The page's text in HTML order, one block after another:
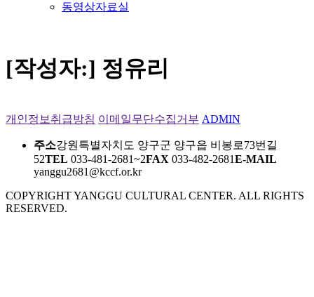
동영상자료실
[작성자:] 정유리
개인정보취급방침 이메일무단수집거부 ADMIN
주소강원특별자치도 양구군 양구읍 비봉로73번길
52TEL 033-481-2681~2FAX 033-482-2681E-MAIL
yanggu2681@kccf.or.kr
COPYRIGHT YANGGU CULTURAL CENTER. ALL RIGHTS
RESERVED.